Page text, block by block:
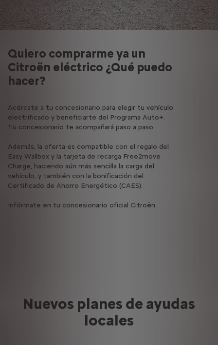
Quiero comprarme ya un
Citroën eléctrico ¿Qué puedo
hacer?
Acércate a tu concesionario para elegir tu vehículo
electrificado y beneficiarte del Programa Auto+.
Tu concesionario te acompañará paso a paso.
Además, la oferta es compatible con el regalo del
Easy Wallbox y la tarjeta de recarga Free2move
Charge, haciendo aún más sencilla la carga del
vehículo, y también con la bonificación del
Certificado de Ahorro Energético (CAES).
Infórmate en tu concesionario oficial Citroën.
Nuevos planes de ayudas
locales